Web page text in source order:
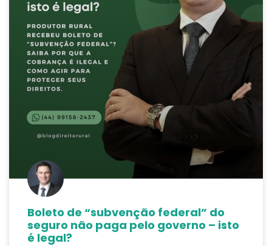
Boleto de “subvenção federal” do
seguro não paga pelo governo – isto
é legal?